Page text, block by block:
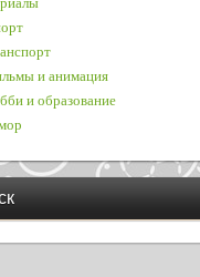
и анимация
и образование